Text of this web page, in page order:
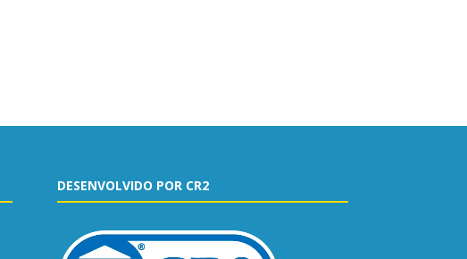
DESENVOLVIDO POR CR2